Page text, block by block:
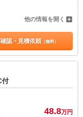
他の情報を開く
認・見積依頼（無料）
付
48.8万円